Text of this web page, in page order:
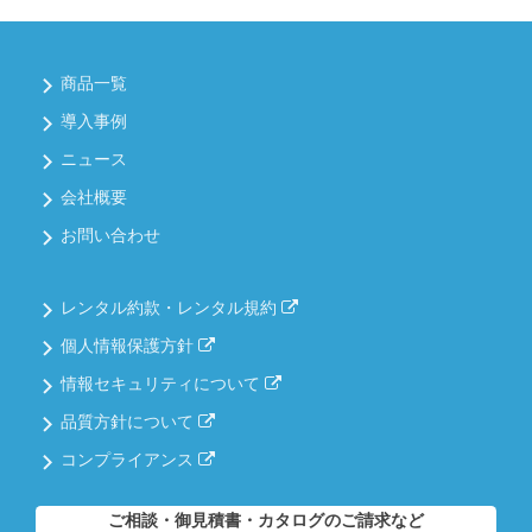
商品一覧
導入事例
ニュース
会社概要
お問い合わせ
レンタル約款・レンタル規約
個人情報保護方針
情報セキュリティについて
品質方針について
コンプライアンス
ご相談・御見積書・カタログのご請求など